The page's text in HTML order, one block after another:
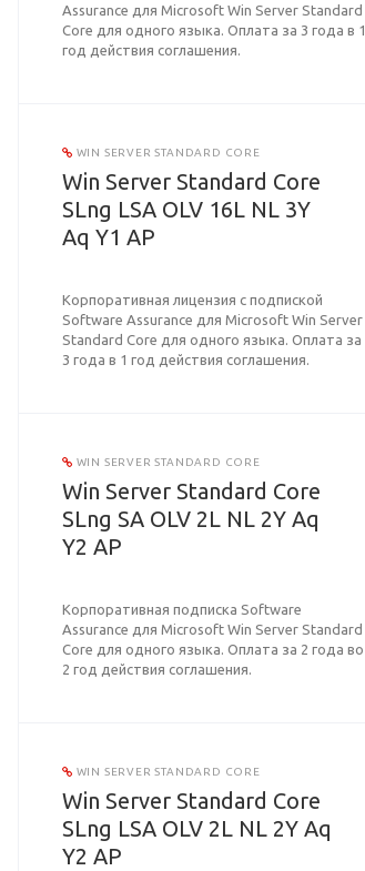
Assurance для Microsoft Win Server Standard
Core для одного языка. Оплата за 3 года в 1
год действия соглашения.
WIN SERVER STANDARD CORE
Win Server Standard Core
SLng LSA OLV 16L NL 3Y
Aq Y1 AP
Корпоративная лицензия с подпиской
Software Assurance для Microsoft Win Server
Standard Core для одного языка. Оплата за
3 года в 1 год действия соглашения.
WIN SERVER STANDARD CORE
Win Server Standard Core
SLng SA OLV 2L NL 2Y Aq
Y2 AP
Корпоративная подписка Software
Assurance для Microsoft Win Server Standard
Core для одного языка. Оплата за 2 года во
2 год действия соглашения.
WIN SERVER STANDARD CORE
Win Server Standard Core
SLng LSA OLV 2L NL 2Y Aq
Y2 AP